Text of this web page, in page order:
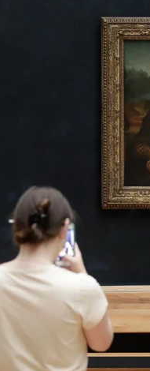
перед Мона Лізою
«Той,
то не можна не
— у перекладі з
зобразити
тональним
серпанком. Да
без різких
із «Моною Лізою»
зображувальний
Такі ж — у різних
сфумато.
й предметом,
старі руїни. І
Петро Котляров.
використав